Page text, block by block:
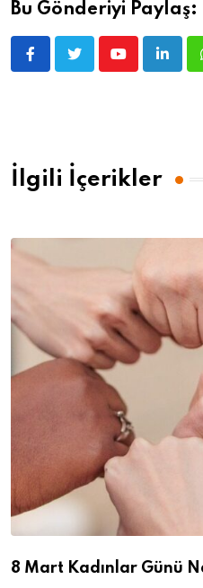
Bu Gönderiyi Paylaş:
İlgili İçerikler
8 Mart Kadınlar Günü